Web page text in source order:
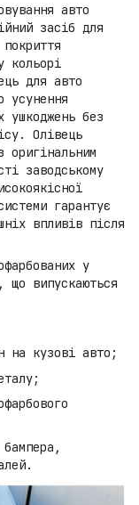
авто
засіб для
кольорі
для авто
усунення
ушкоджень без
Олівець
оригінальним
заводському
гарантує
впливів після
у
випускаються
на кузові авто;